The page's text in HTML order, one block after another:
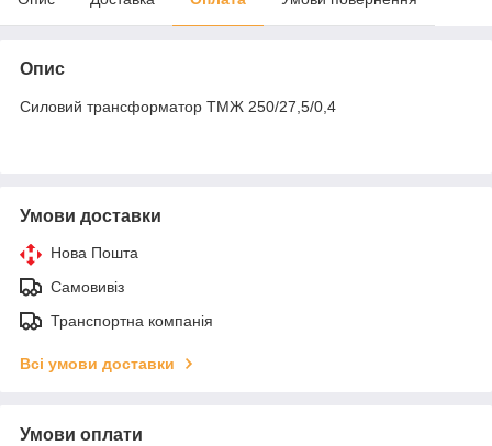
Опис
Силовий трансформатор ТМЖ 250/27,5/0,4
Умови доставки
Нова Пошта
Самовивіз
Транспортна компанія
Всі умови доставки
Умови оплати